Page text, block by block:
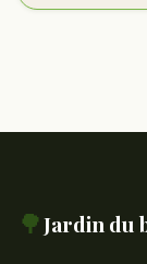
🌳Jardin du